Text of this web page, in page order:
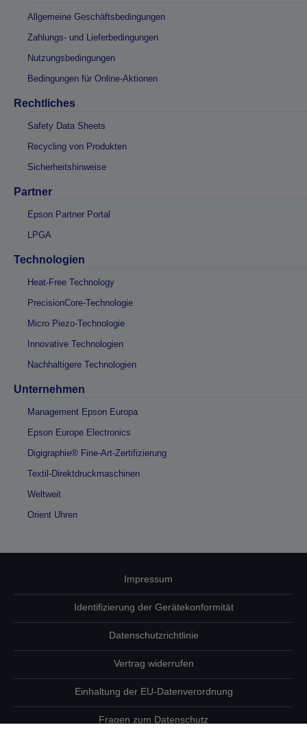
Allgemeine Geschäftsbedingungen
Zahlungs- und Lieferbedingungen
Nutzungsbedingungen
Bedingungen für Online-Aktionen
Rechtliches
Safety Data Sheets
Recycling von Produkten
Sicherheitshinweise
Partner
Epson Partner Portal
LPGA
Technologien
Heat-Free Technology
PrecisionCore-Technologie
Micro Piezo-Technologie
Innovative Technologien
Nachhaltigere Technologien
Unternehmen
Management Epson Europa
Epson Europe Electronics
Digigraphie® Fine-Art-Zertifizierung
Textil-Direktdruckmaschinen
Weltweit
Orient Uhren
Impressum
Identifizierung der Gerätekonformität
Datenschutzrichtlinie
Vertrag widerrufen
Einhaltung der EU-Datenverordnung
Fragen zum Datenschutz